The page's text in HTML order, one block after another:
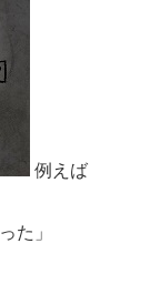
例えば
た」